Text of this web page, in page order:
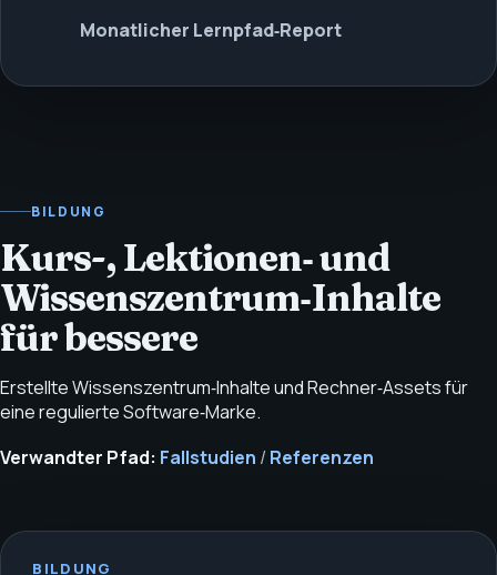
Monatlicher Lernpfad‑Report
BILDUNG
Kurs-, Lektionen‑ und
Wissenszentrum‑Inhalte
für bessere
Erstellte Wissenszentrum‑Inhalte und Rechner‑Assets für
eine regulierte Software‑Marke.
Verwandter Pfad: Fallstudien / Referenzen
BILDUNG